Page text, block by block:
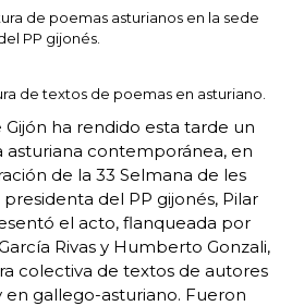
de poemas asturianos en la sede
PP gijonés.
de textos de poemas en asturiano.
ha rendido esta tarde un
asturiana contemporánea, en
de la 33 Selmana de les
del PP gijonés, Pilar
el acto, flanqueada por
Rivas y Humberto Gonzali,
colectiva de textos de autores
en gallego-asturiano. Fueron